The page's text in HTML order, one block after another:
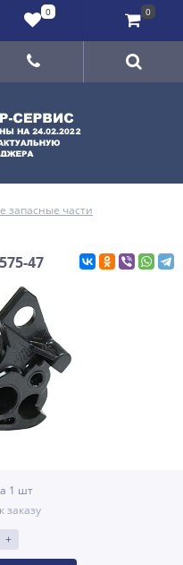
запасные части
47
1 шт
заказу
+
0 0